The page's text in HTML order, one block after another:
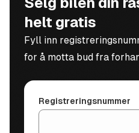
helt gratis
Fyll inn
for å motta bud fra
Registreringsnummer